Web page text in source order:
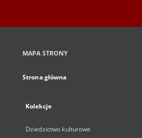
MAPA STRONY
Strona główna
Kolekcje
Dziedzictwo kulturowe